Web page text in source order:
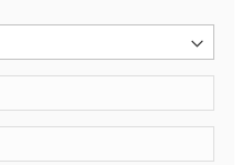
anteriore destro
il cofano
posteriore destra